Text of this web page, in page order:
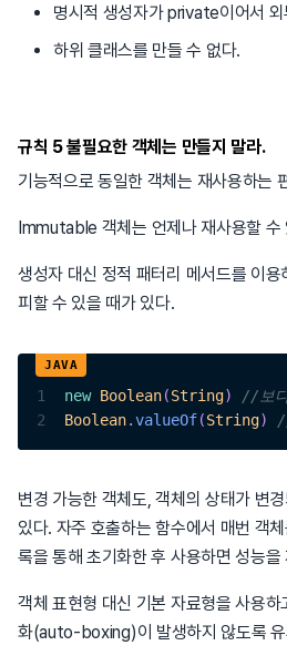
명시적 생성자가 private이어서
하위 클래스를 만들 수 없다.
규칙 5 불필요한 객체는 만들지 말라.
기능적으로 동일한 객체는 재사용하는
Immutable 객체는 언제나 재사용할 수
생성자 대신 정적 패터리 메서드를 이
피할 수 있을 때가 있다.
1 new Boolean(String)
//보
2
Boolean.valueOf(String)
변경 가능한 객체도, 객체의 상태가 변
있다. 자주 호출하는 함수에서 매번 객
록을 통해 초기화한 후 사용하면 성능을
객체 표현형 대신 기본 자료형을 사용하
화(auto-boxing)이 발생하지 않도록